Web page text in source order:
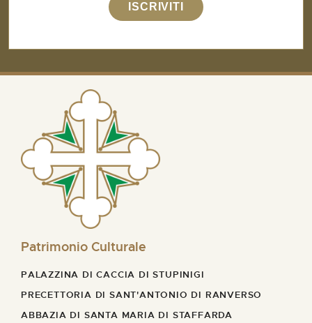
ISCRIVITI
Patrimonio Culturale
PALAZZINA DI CACCIA DI STUPINIGI
PRECETTORIA DI SANT'ANTONIO DI RANVERSO
ABBAZIA DI SANTA MARIA DI STAFFARDA